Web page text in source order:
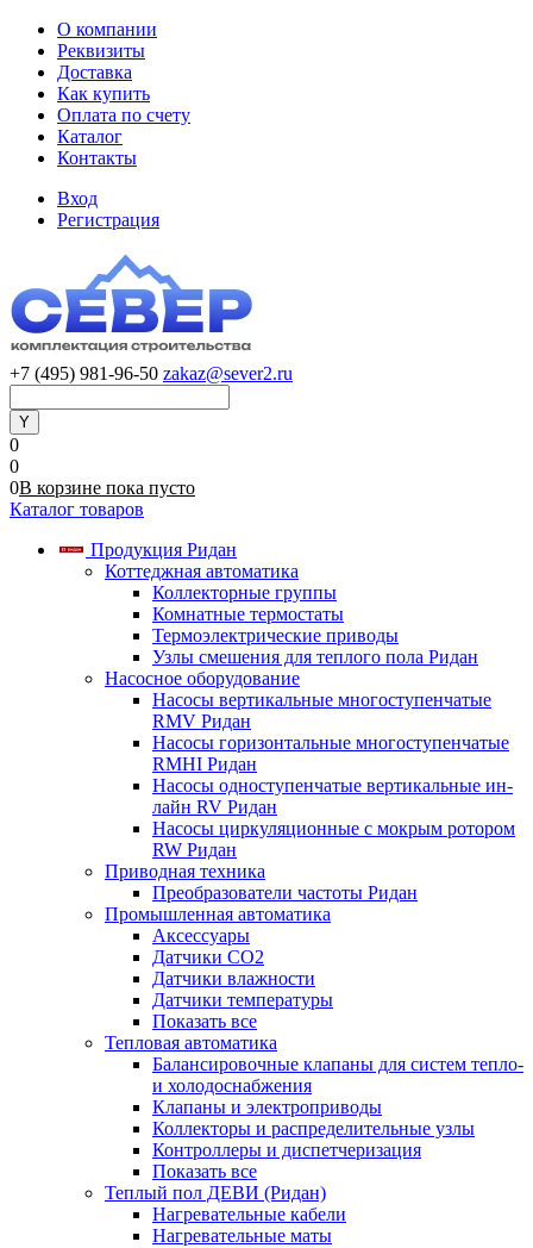
О компании
Реквизиты
Доставка
Как купить
Оплата по счету
Каталог
Контакты
Вход
Регистрация
+7 (495) 981-96-50 zakaz@sever2.ru
0
0
0В корзине пока пусто
Каталог товаров
Продукция Ридан
Коттеджная автоматика
Коллекторные группы
Комнатные термостаты
Термоэлектрические приводы
Узлы смешения для теплого пола Ридан
Насосное оборудование
Насосы вертикальные многоступенчатые
RMV Ридан
Насосы горизонтальные многоступенчатые
RMHI Ридан
Насосы одноступенчатые вертикальные ин-
лайн RV Ридан
Насосы циркуляционные с мокрым ротором
RW Ридан
Приводная техника
Преобразователи частоты Ридан
Промышленная автоматика
Аксессуары
Датчики CO2
Датчики влажности
Датчики температуры
Показать все
Тепловая автоматика
Балансировочные клапаны для систем тепло-
и холодоснабжения
Клапаны и электроприводы
Коллекторы и распределительные узлы
Контроллеры и диспетчеризация
Показать все
Теплый пол ДЕВИ (Ридан)
Нагревательные кабели
Нагревательные маты